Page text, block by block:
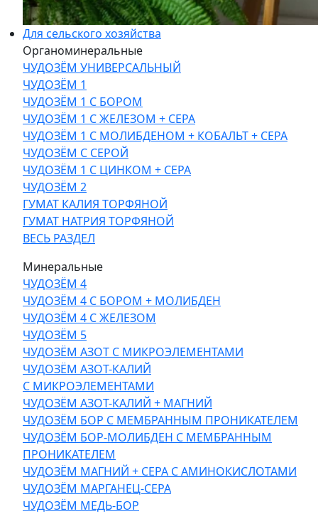
Для сельского хозяйства
Органоминеральные
ЧУДОЗЁМ УНИВЕРСАЛЬНЫЙ
ЧУДОЗЁМ 1
ЧУДОЗЁМ 1 С БОРОМ
ЧУДОЗЁМ 1 С ЖЕЛЕЗОМ + СЕРА
ЧУДОЗЁМ 1 С МОЛИБДЕНОМ + КОБАЛЬТ + СЕРА
ЧУДОЗЁМ С СЕРОЙ
ЧУДОЗЁМ 1 С ЦИНКОМ + СЕРА
ЧУДОЗЁМ 2
ГУМАТ КАЛИЯ ТОРФЯНОЙ
ГУМАТ НАТРИЯ ТОРФЯНОЙ
ВЕСЬ РАЗДЕЛ
Минеральные
ЧУДОЗЁМ 4
ЧУДОЗЁМ 4 С БОРОМ + МОЛИБДЕН
ЧУДОЗЁМ 4 С ЖЕЛЕЗОМ
ЧУДОЗЁМ 5
ЧУДОЗЁМ АЗОТ С МИКРОЭЛЕМЕНТАМИ
ЧУДОЗЁМ АЗОТ-КАЛИЙ
С МИКРОЭЛЕМЕНТАМИ
ЧУДОЗЁМ АЗОТ-КАЛИЙ + МАГНИЙ
ЧУДОЗЁМ БОР С МЕМБРАННЫМ ПРОНИКАТЕЛЕМ
ЧУДОЗЁМ БОР-МОЛИБДЕН С МЕМБРАННЫМ
ПРОНИКАТЕЛЕМ
ЧУДОЗЁМ МАГНИЙ + СЕРА С АМИНОКИСЛОТАМИ
ЧУДОЗЁМ МАРГАНЕЦ-СЕРА
ЧУДОЗЁМ МЕДЬ-БОР